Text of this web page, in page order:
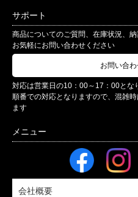
サポート
商品についてのご質問、在庫状況、
お気軽にお問い合わせください
お問い合
対応は営業日の10：00～17：00とな
順番での対応となりますので、混雑
ます
会社概要